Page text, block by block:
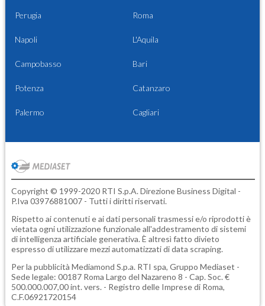
Perugia Roma
Napoli L'Aquila
Campobasso Bari
Potenza Catanzaro
Palermo Cagliari
Copyright © 1999-2020 RTI S.p.A. Direzione Business Digital -
P.Iva 03976881007 - Tutti i diritti riservati.
Rispetto ai contenuti e ai dati personali trasmessi e/o riprodotti è
vietata ogni utilizzazione funzionale all'addestramento di sistemi
di intelligenza artificiale generativa. È altresì fatto divieto
espresso di utilizzare mezzi automatizzati di data scraping.
Per la pubblicità Mediamond S.p.a. RTI spa, Gruppo Mediaset -
Sede legale: 00187 Roma Largo del Nazareno 8 - Cap. Soc. €
500.000.007,00 int. vers. - Registro delle Imprese di Roma,
C.F.06921720154